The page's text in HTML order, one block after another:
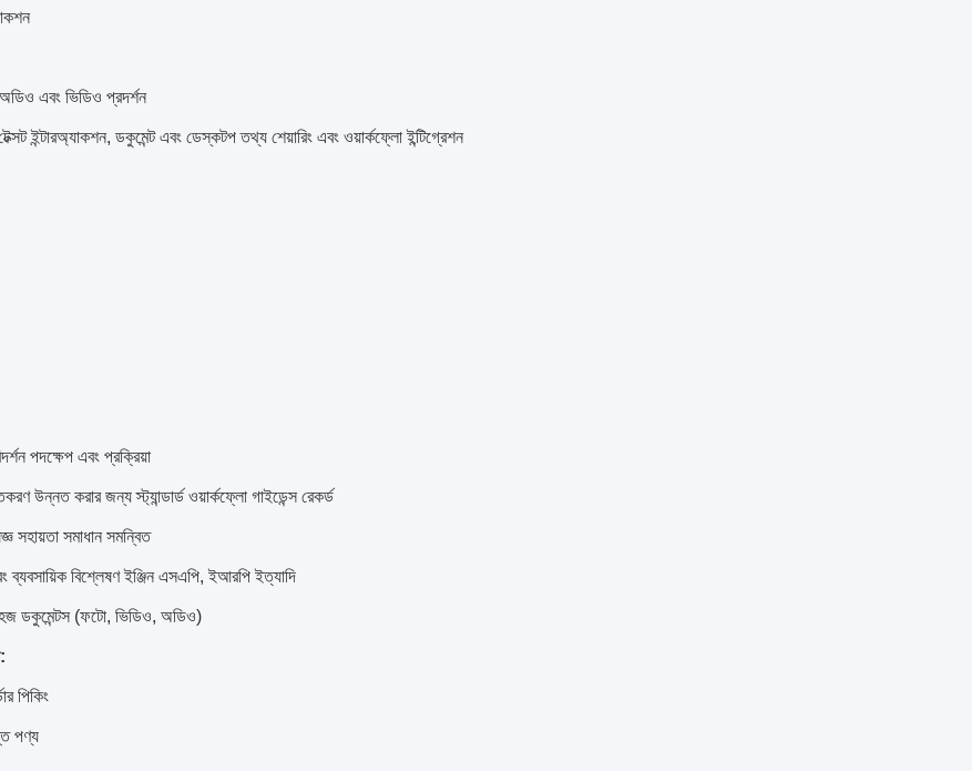
এবং ভিডিও প্রদর্শন
ইন্টারঅ্যাকশন, ডকুমেন্ট এবং ডেস্কটপ তথ্য শেয়ারিং এবং ওয়ার্কফ্লো ইন্টিগ্রেশন
পদক্ষেপ এবং প্রক্রিয়া
উন্নত করার জন্য স্ট্যান্ডার্ড ওয়ার্কফ্লো গাইডেন্স রেকর্ড
সহায়তা সমাধান সমন্বিত
ব্যবসায়িক বিশ্লেষণ ইঞ্জিন এসএপি, ইআরপি ইত্যাদি
ডকুমেন্টস (ফটো, ভিডিও, অডিও)
পিকিং
পণ্য